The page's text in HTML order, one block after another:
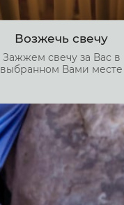
Возжечь свечу
Зажжем свечу за Вас в
выбранном Вами месте